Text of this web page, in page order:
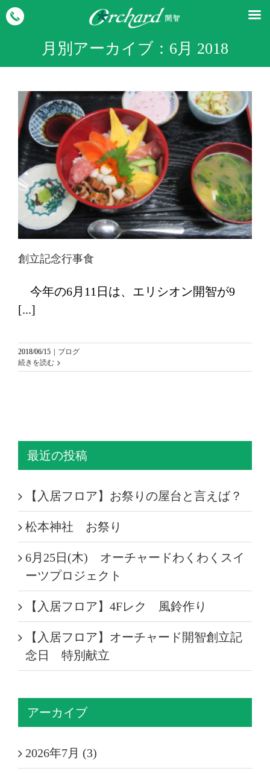
月別アーカイブ： 6月 2018
創立記念行事食
今年の6月11日は、エリシオン開智が9
[...]
2018/06/15
ブログ
続きを読む
最近の投稿
【入居フロア】お祭りの屋台と言えば？
松本神社 お祭り
6月25日(木) オーチャードわくわくスイ
ーツプロジェクト
【入居フロア】4Fレク 風鈴作り
【入居フロア】オーチャード開智創立記
念日 特別献立
アーカイブ
2026年7月 (3)